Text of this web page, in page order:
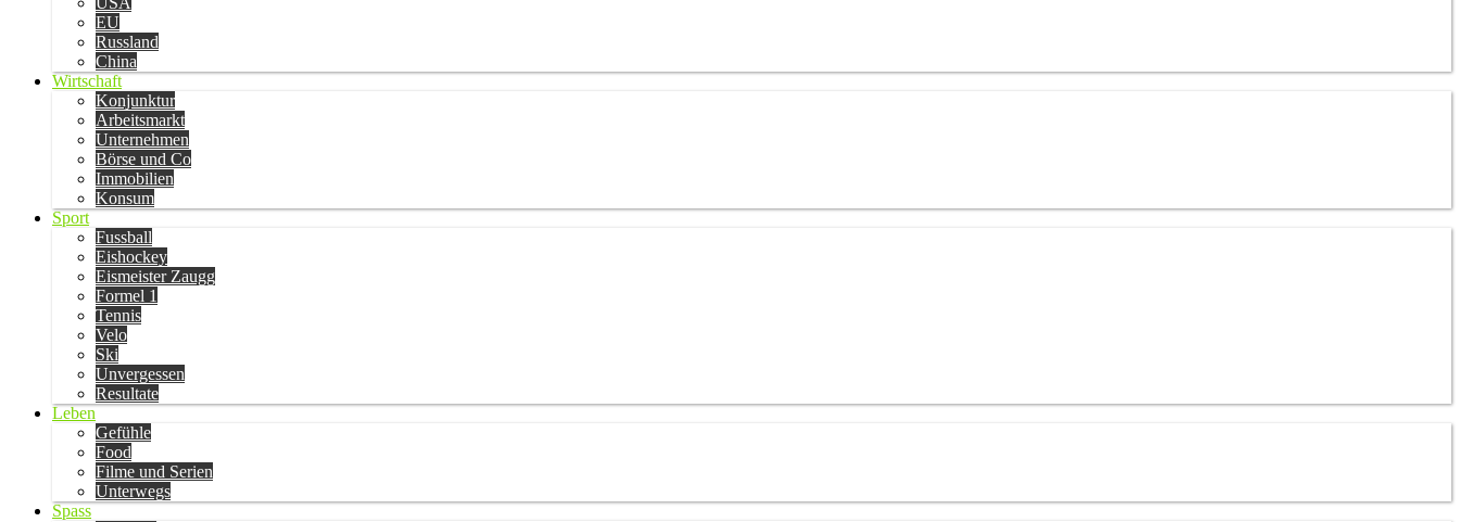
EU
Russland
China
Wirtschaft
Konjunktur
Arbeitsmarkt
Unternehmen
Börse und Co
Immobilien
Konsum
Sport
Fussball
Eishockey
Eismeister Zaugg
Formel 1
Tennis
Velo
Ski
Unvergessen
Resultate
Leben
Gefühle
Food
Filme und Serien
Unterwegs
Spass